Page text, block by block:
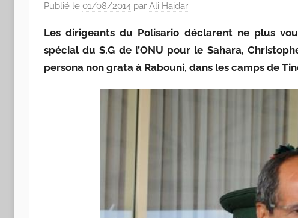
Publié le 01/08/2014 par Ali Haidar
Les dirigeants du Polisario déclarent ne plus
spécial du S.G de l’ONU pour le Sahara,
persona non grata à Rabouni, dans les camps de